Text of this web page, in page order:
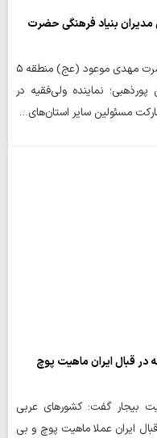
بنیاد فرهنگی حضرت
نشست تخصصی مدیران بنیاد فرهنگی حضرت مهدی موعود (عج) منطقه ۵
نماینده ولی‌فقیه در
مسئولین سایر استان‌های…
در قبال ایران ماهیت پوچ
بیجار گفت: کشورهای عربی
ایران عملا ماهیت پوچ و بی